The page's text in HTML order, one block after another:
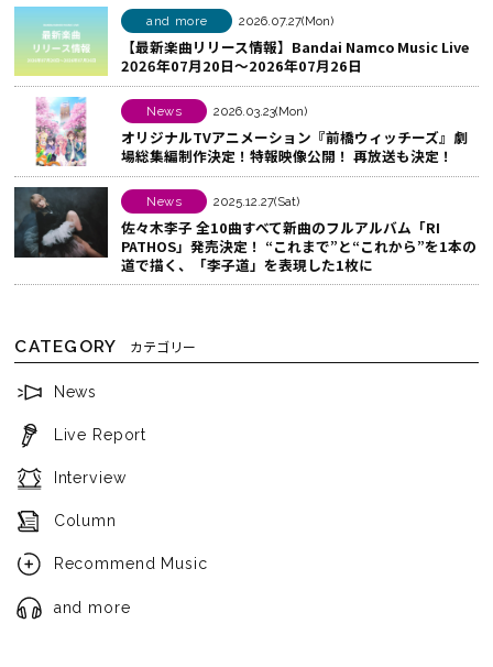
で
シ
ェ
す
る
る
and more 2026.07.27(Mon)
【最新楽曲リリース情報】Bandai Namco Music Live
2026年07月20日～2026年07月26日
News 2026.03.23(Mon)
オリジナルTVアニメーション『前橋ウィッチーズ』劇
場総集編制作決定！特報映像公開！ 再放送も決定！
News 2025.12.27(Sat)
佐々木李子 全10曲すべて新曲のフルアルバム「RI
PATHOS」発売決定！ “これまで”と“これから”を1本の
道で描く、「李子道」を表現した1枚に
CATEGORY カテゴリー
News
Live Report
Interview
Column
Recommend Music
and more